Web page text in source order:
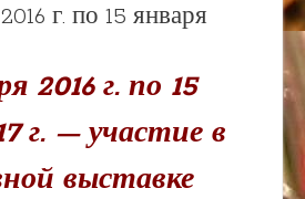
г. по 15 января
2016 г. по 15
г. — участие в
выставке